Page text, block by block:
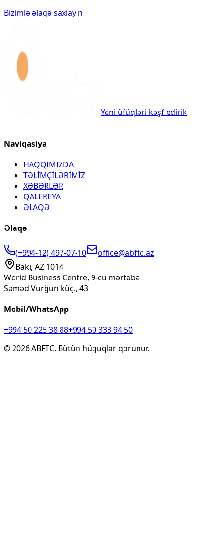
Bizimlə əlaqə saxlayın
Yeni üfüqləri kəşf edirik
Naviqasiya
HAQQIMIZDA
TƏLİMÇİLƏRİMİZ
XƏBƏRLƏR
QALEREYA
ƏLAQƏ
Əlaqə
(+994-12) 497-07-10
office@abftc.az
Bakı, AZ 1014
World Business Centre, 9-cu mərtəbə
Səməd Vurğun küç., 43
Mobil/WhatsApp
+994 50 225 38 88+994 50 333 94 50
©2026ABFTC. Bütün hüquqlar qorunur.